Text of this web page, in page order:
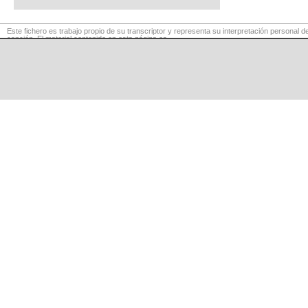
Este fichero es trabajo propio de su transcriptor y representa su interpretación personal
canción. El material contenido en esta página es